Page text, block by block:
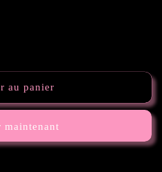
au panier
maintenant